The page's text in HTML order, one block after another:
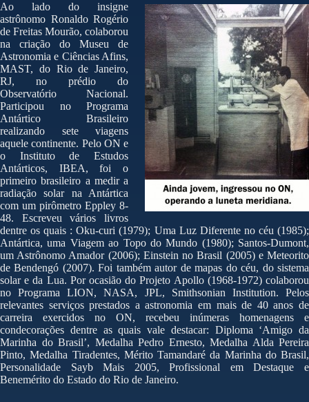
Ao lado do insigne
astrônomo Ronaldo Rogério
de Freitas Mourão, colaborou
na criação do Museu de
Astronomia e Ciências Afins,
MAST, do Rio de Janeiro,
RJ, no prédio do
Observatório Nacional.
Participou no Programa
Antártico Brasileiro
realizando sete viagens
aquele continente. Pelo ON e
o Instituto de Estudos
Antárticos, IBEA, foi o
primeiro brasileiro a medir a
radiação solar na Antártica
com um pirômetro Eppley 8-
48. Escreveu vários livros
dentre os quais : Oku-curi (1979); Uma Luz Diferente no céu (1985);
Antártica, uma Viagem ao Topo do Mundo (1980); Santos-Dumont,
um Astrônomo Amador (2006); Einstein no Brasil (2005) e Meteorito
de Bendengó (2007). Foi também autor de mapas do céu, do sistema
solar e da Lua. Por ocasião do Projeto Apollo (1968-1972) colaborou
no Programa LION, NASA, JPL, Smithsonian Institution. Pelos
relevantes serviços prestados a astronomia em mais de 40 anos de
carreira exercidos no ON, recebeu inúmeras homenagens e
condecorações dentre as quais vale destacar: Diploma ‘Amigo da
Marinha do Brasil’, Medalha Pedro Ernesto, Medalha Alda Pereira
Pinto, Medalha Tiradentes, Mérito Tamandaré da Marinha do Brasil,
Personalidade Sayb Mais 2005, Profissional em Destaque e
Benemérito do Estado do Rio de Janeiro.